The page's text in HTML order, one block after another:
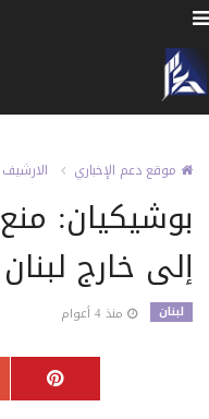
موقع دعم الإخباري الارشيف
بوشيكيان:
إلى خارج لبنان
لبنان منذ 4 أعوام